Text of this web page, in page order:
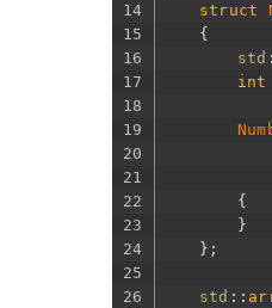
14
15
16
17
18
19
20
21
22
23
24
25
26
struct
{
std
int
{
}
} ;
std ::